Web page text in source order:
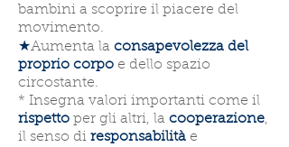
bambini a scoprire il piacere del
movimento.
★Aumenta la consapevolezza del
proprio corpo e dello spazio
circostante.
* Insegna valori importanti come il
rispetto per gli altri, la cooperazione,
il senso di responsabilità e